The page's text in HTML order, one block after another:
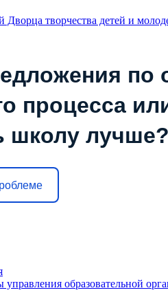
Дворца творчества детей и
по
процесса
школу лучше?
образовательной